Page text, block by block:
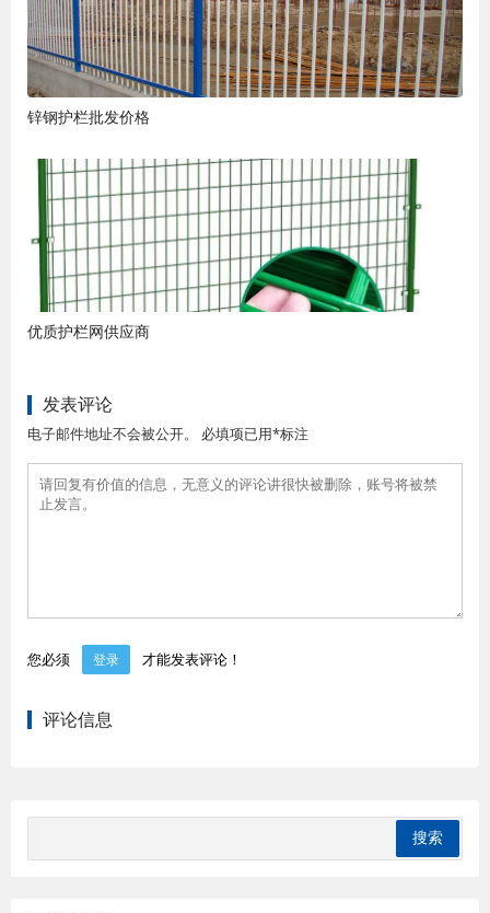
锌钢护栏批发价格
优质护栏网供应商
发表评论
电子邮件地址不会被公开。 必填项已用*标注
您必须 登录 才能发表评论！
评论信息